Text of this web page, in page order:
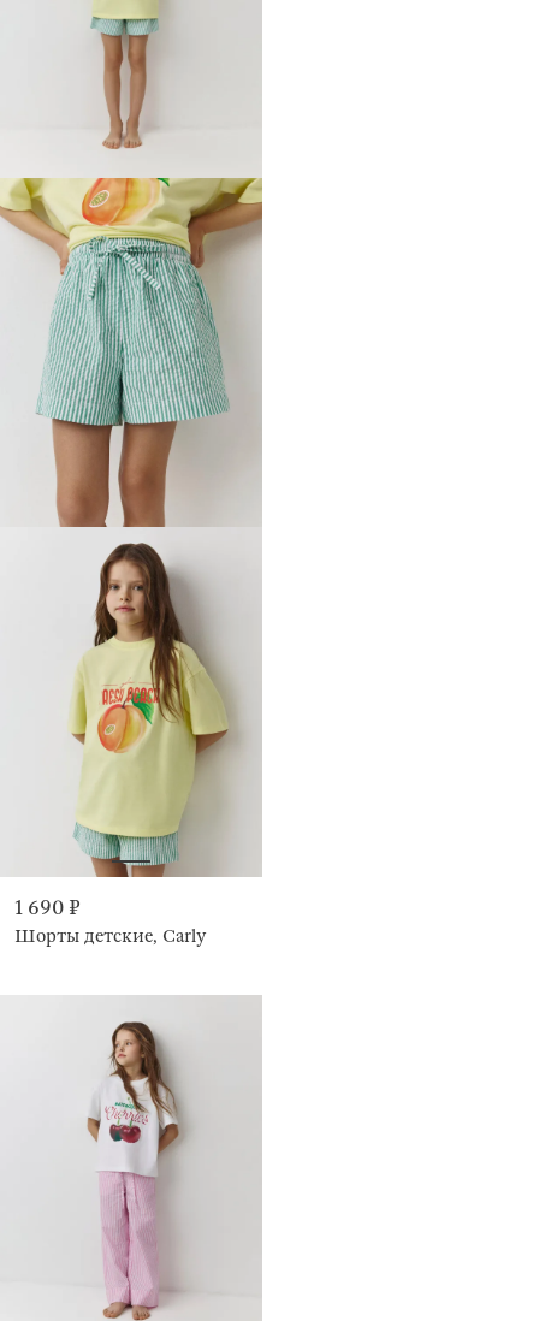
1 690 ₽
Шорты детские, Carly